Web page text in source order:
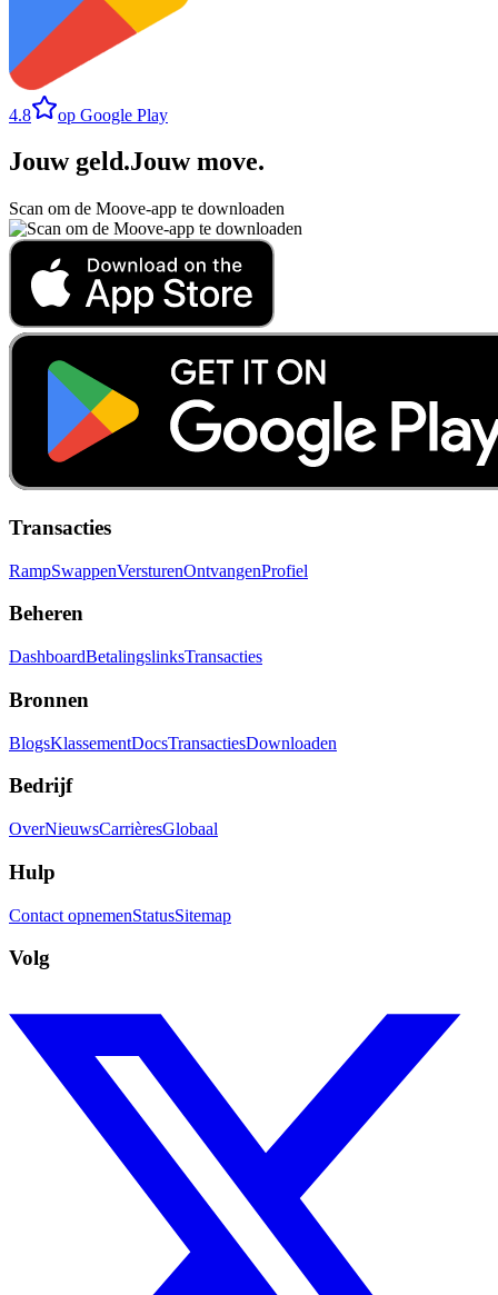
4.8 op Google Play
Jouw geld.Jouw move.
Scan om de Moove-app te downloaden
Transacties
RampSwappenVersturenOntvangenProfiel
Beheren
DashboardBetalingslinksTransacties
Bronnen
BlogsKlassementDocsTransactiesDownloaden
Bedrijf
OverNieuwsCarrièresGlobaal
Hulp
Contact opnemenStatusSitemap
Volg